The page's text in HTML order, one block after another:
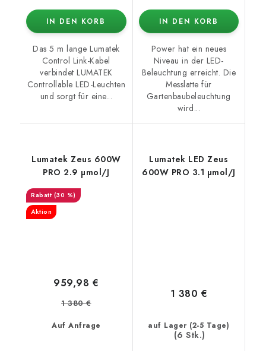
IN DEN KORB
Das 5 m lange Lumatek
Control Link-Kabel
verbindet LUMATEK
Controllable LED-Leuchten
und sorgt für eine...
IN DEN KORB
Power hat ein neues
Niveau in der LED-
Beleuchtung erreicht. Die
Messlatte für
Gartenbaubeleuchtung
wird...
Lumatek Zeus 600W
PRO 2.9 µmol/J
(30 %)
Aktion
Auf Anfrage
959,98 €
1 380 €
Lumatek LED Zeus
600W PRO 3.1 µmol/J
auf Lager (2-5 Tage)
(6 Stk.)
1 380 €